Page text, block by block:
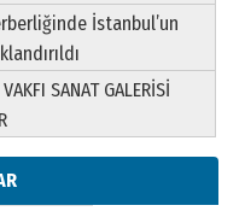
İstanbul’un
SANAT GALERİSİ
Şirin’e